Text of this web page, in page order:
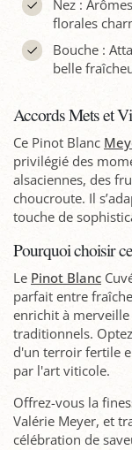
Nez :
florales
Bouche :
belle
Accords Mets et
Ce Pinot Blanc
privilégié des
alsaciennes, des
choucroute. Il
touche de
Pourquoi choisir
Le Pinot Blanc
parfait entre
enrichit à
traditionnels.
d'un terroir fertile
par l'art viticole.
Offrez-vous la
Valérie Meyer, et
célébration de